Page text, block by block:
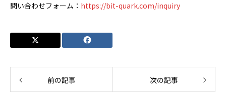
問い合わせフォーム： https://bit-quark.com/inquiry
前の記事 次の記事